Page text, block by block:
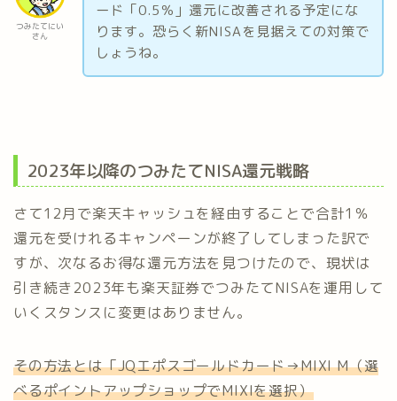
つみたてにい
さん
ード「0.5％」還元に改善される予定にな
ります。恐らく新NISAを見据えての対策で
しょうね。
2023年以降のつみたてNISA還元戦略
さて12月で楽天キャッシュを経由することで合計1％
還元を受けれるキャンペーンが終了してしまった訳で
すが、次なるお得な還元方法を見つけたので、現状は
引き続き2023年も楽天証券でつみたてNISAを運用して
いくスタンスに変更はありません。
その方法とは「JQエポスゴールドカード→MIXI M（選
べるポイントアップショップでMIXIを選択）